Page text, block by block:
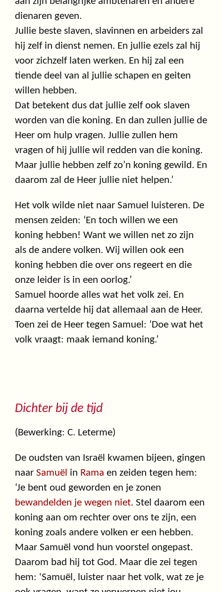
dienaren geven.
Jullie beste slaven, slavinnen en arbeiders zal
hij zelf in dienst nemen. En jullie ezels zal hij
voor zichzelf laten werken. En hij zal een
tiende deel van al jullie schapen en geiten
willen hebben.
Dat betekent dus dat jullie zelf ook slaven
worden van die koning. En dan zullen jullie de
Heer om hulp vragen. Jullie zullen hem
vragen of hij jullie wil redden van die koning.
Maar jullie hebben zelf zo’n koning gewild. En
daarom zal de Heer jullie niet helpen.’
Het volk wilde niet naar Samuel luisteren. De
mensen zeiden: ‘En toch willen we een
koning hebben! Want we willen net zo zijn
als de andere volken. Wij willen ook een
koning hebben die over ons regeert en die
onze leider is in een oorlog.’
Samuel hoorde alles wat het volk zei. En
daarna vertelde hij dat allemaal aan de Heer.
Toen zei de Heer tegen Samuel: ‘Doe wat het
volk vraagt: maak iemand koning.’
Dichter bij de tijd
(Bewerking: C. Leterme)
De oudsten van Israël kwamen bijeen, gingen
naar Samuël in Rama en zeiden tegen hem:
‘Je bent oud geworden en je zonen
bewandelden je wegen niet. Stel daarom een
koning aan om rechter over ons te zijn, een
koning zoals andere volken er een hebben.
Maar Samuël vond hun voorstel ongepast.
Daarom bad hij tot God. Maar die zei tegen
hem: 'Samuël, luister naar het volk, wat ze je